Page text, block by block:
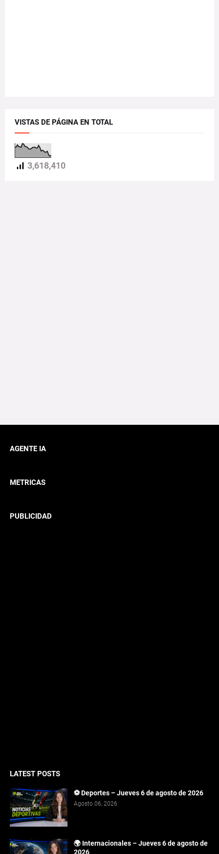
VISTAS DE PÁGINA EN TOTAL
3,618,410
AGENTE IA
METRICAS
PUBLICIDAD
LATEST POSTS
⚽ Deportes – Jueves 6 de agosto de 2026
Agosto 06, 2026
🌍 Internacionales – Jueves 6 de agosto de
2026